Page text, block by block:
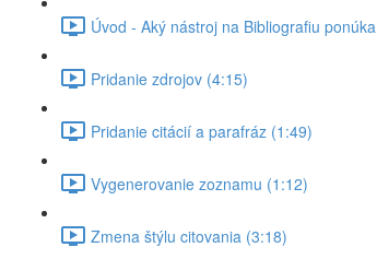
Úvod - Aký nástroj na Bibliografiu
Pridanie zdrojov (4:15)
Pridanie citácií a parafráz (1:49)
Vygenerovanie zoznamu (1:12)
Zmena štýlu citovania (3:18)